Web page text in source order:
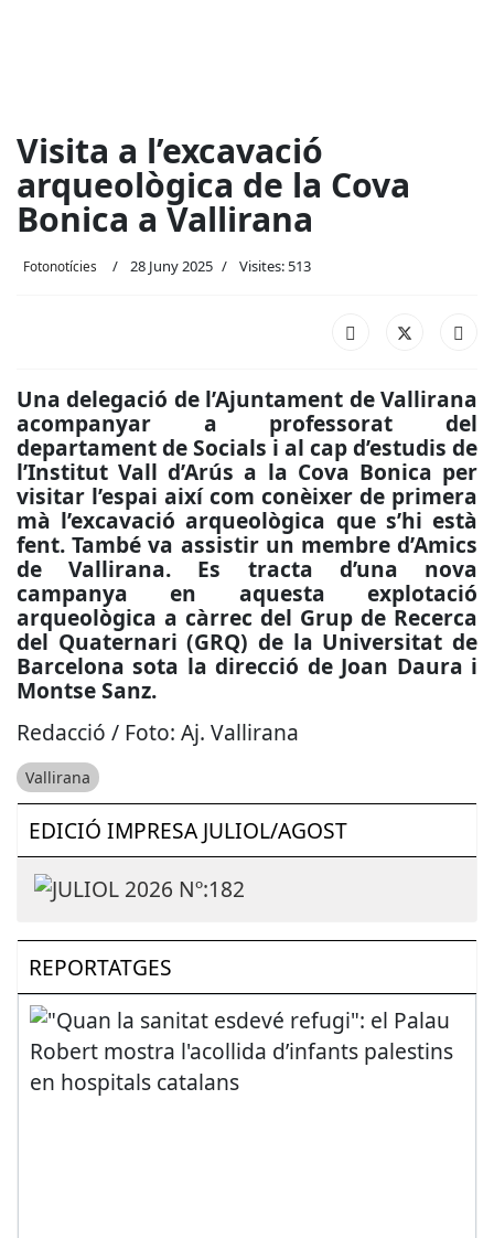
Visita a l’excavació
arqueològica de la Cova
Bonica a Vallirana
Fotonotícies 28 Juny 2025 Visites: 513
Una delegació de l’Ajuntament de Vallirana
acompanyar a professorat del
departament de Socials i al cap d’estudis de
l’Institut Vall d’Arús a la Cova Bonica per
visitar l’espai així com conèixer de primera
mà l’excavació arqueològica que s’hi està
fent. També va assistir un membre d’Amics
de Vallirana. Es tracta d’una nova
campanya en aquesta explotació
arqueològica a càrrec del Grup de Recerca
del Quaternari (GRQ) de la Universitat de
Barcelona sota la direcció de Joan Daura i
Montse Sanz.
Redacció / Foto: Aj. Vallirana
Vallirana
EDICIÓ IMPRESA JULIOL/AGOST
REPORTATGES